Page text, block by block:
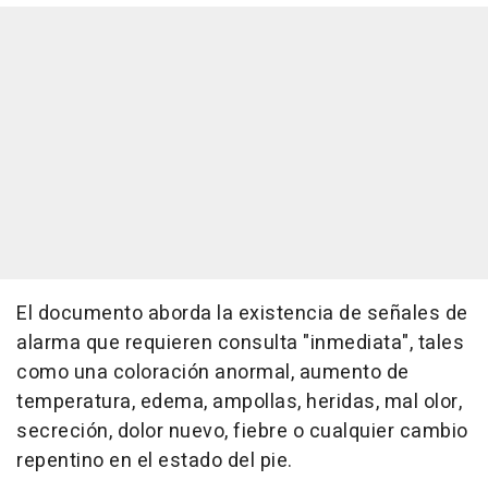
El documento aborda la existencia de señales de
alarma que requieren consulta "inmediata", tales
como una coloración anormal, aumento de
temperatura, edema, ampollas, heridas, mal olor,
secreción, dolor nuevo, fiebre o cualquier cambio
repentino en el estado del pie.